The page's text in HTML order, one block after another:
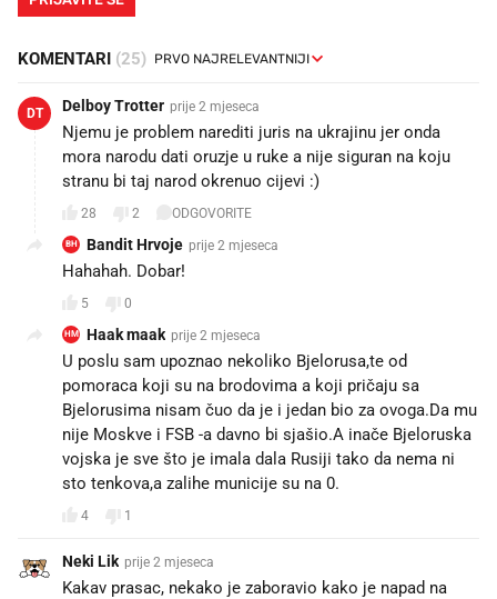
KOMENTARI (25)
DT Delboy Trotter prije 2 mjeseca
Njemu je problem narediti juris na ukrajinu jer onda
mora narodu dati oruzje u ruke a nije siguran na koju
stranu bi taj narod okrenuo cijevi :)
28 2 ODGOVORITE
BH Bandit Hrvoje prije 2 mjeseca
Hahahah. Dobar!
5 0
HM Haak maak prije 2 mjeseca
U poslu sam upoznao nekoliko Bjelorusa,te od
pomoraca koji su na brodovima a koji pričaju sa
Bjelorusima nisam čuo da je i jedan bio za ovoga.Da mu
nije Moskve i FSB -a davno bi sjašio.A inače Bjeloruska
vojska je sve što je imala dala Rusiji tako da nema ni
sto tenkova,a zalihe municije su na 0.
4 1
Neki Lik prije 2 mjeseca
Kakav prasac, nekako je zaboravio kako je napad na